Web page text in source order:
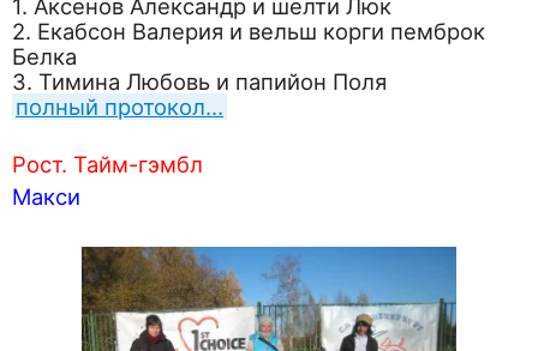
1. Аксенов Александр и шелти Люк
2. Екабсон Валерия и вельш корги пемброк
Белка
3. Тимина Любовь и папийон Поля
полный протокол…
Рост. Тайм-гэмбл
Макси